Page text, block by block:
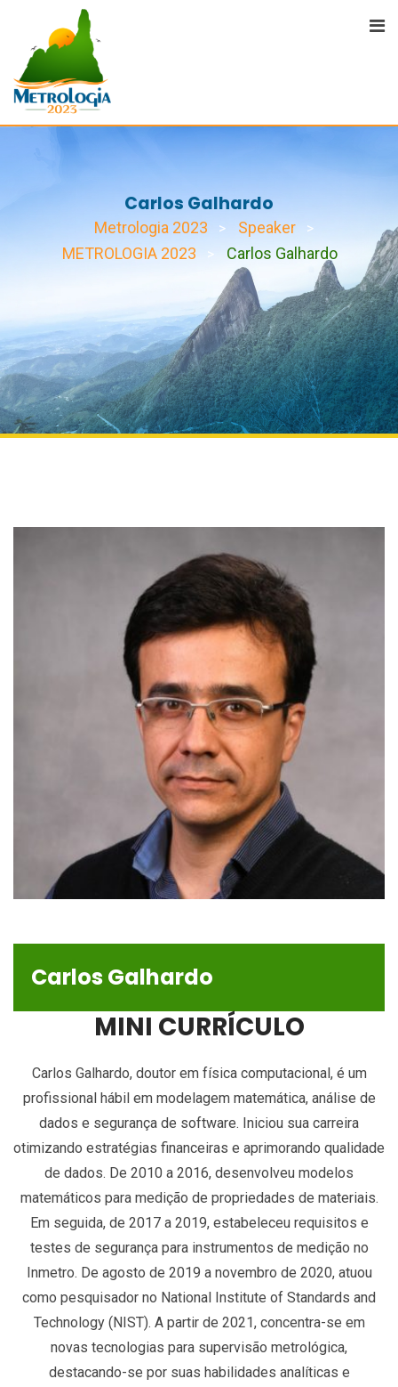
content
Carlos Galhardo
Metrologia 2023 > Speaker >
METROLOGIA 2023 > Carlos Galhardo
Carlos Galhardo
MINI CURRÍCULO
Carlos Galhardo, doutor em física computacional, é um
profissional hábil em modelagem matemática, análise de
dados e segurança de software. Iniciou sua carreira
otimizando estratégias financeiras e aprimorando qualidade
de dados. De 2010 a 2016, desenvolveu modelos
matemáticos para medição de propriedades de materiais.
Em seguida, de 2017 a 2019, estabeleceu requisitos e
testes de segurança para instrumentos de medição no
Inmetro. De agosto de 2019 a novembro de 2020, atuou
como pesquisador no National Institute of Standards and
Technology (NIST). A partir de 2021, concentra-se em
novas tecnologias para supervisão metrológica,
destacando-se por suas habilidades analíticas e